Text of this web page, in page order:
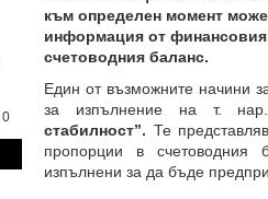
0
към определен момент
информация от финансовия
счетоводния баланс.
Един от възможните начини
за изпълнение на т.
стабилност”. Те
пропорции в счетоводния
изпълнени за да бъде